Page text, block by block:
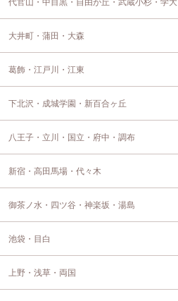
代官山・中目黒・自由が丘・武蔵小杉・学大
大井町・蒲田・大森
葛飾・江戸川・江東
下北沢・成城学園・新百合ヶ丘
八王子・立川・国立・府中・調布
新宿・高田馬場・代々木
御茶ノ水・四ツ谷・神楽坂・湯島
池袋・目白
上野・浅草・両国